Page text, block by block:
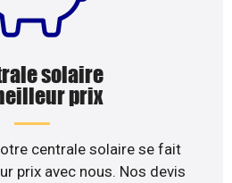
solaire
prix
centrale solaire se fait
prix avec nous. Nos devis